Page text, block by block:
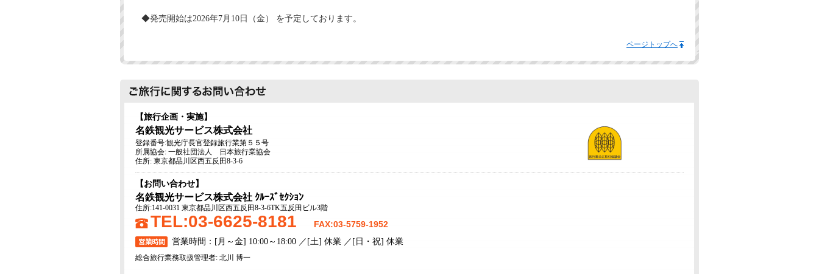
◆発売開始は2026年7月10日（金） を予定しております。
ページトップへ
【旅行企画・実施】
名鉄観光サービス株式会社
登録番号:観光庁長官登録旅行業第５５号
所属協会: 一般社団法人 日本旅行業協会
住所: 東京都品川区西五反田8-3-6
【お問い合わせ】
名鉄観光サービス株式会社 ｸﾙｰｽﾞｾｸｼｮﾝ
住所:141-0031 東京都品川区西五反田8-3-6TK五反田ビル3階
TEL:03-6625-8181 FAX:03-5759-1952
営業時間：[月～金] 10:00～18:00 ／[土] 休業 ／[日・祝] 休業
総合旅行業務取扱管理者: 北川 博一